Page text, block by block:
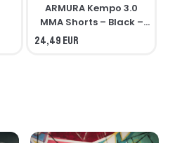
ARMURA Kempo 3.0
MMA Shorts – Black –
Seniors
24,49 EUR